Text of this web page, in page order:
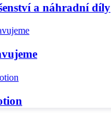
a náhradní díly